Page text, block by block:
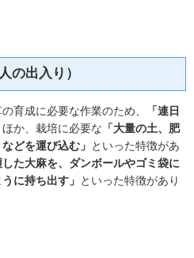
の出入り）
育成に必要な作業のため、
「連日
ほか、栽培に必要な 「大量の土、肥
どを運び込む」 といった特徴があ
した大麻を、ダンボールやゴミ袋に
に持ち出す」 といった特徴があり